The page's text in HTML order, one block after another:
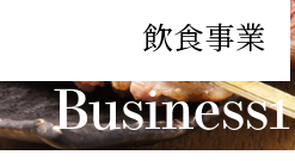
飲食事業
Business1